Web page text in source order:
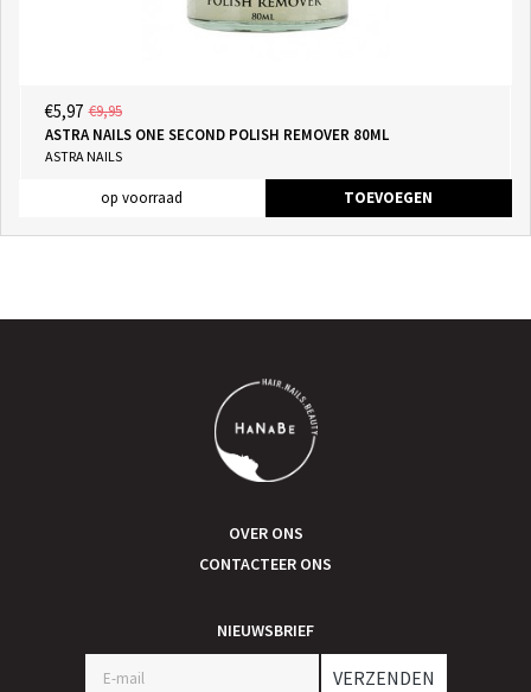
€5,97 €9,95
ASTRA NAILS ONE SECOND POLISH REMOVER 80ML
ASTRA NAILS
op voorraad TOEVOEGEN
OVER ONS
CONTACTEER ONS
NIEUWSBRIEF
VERZENDEN